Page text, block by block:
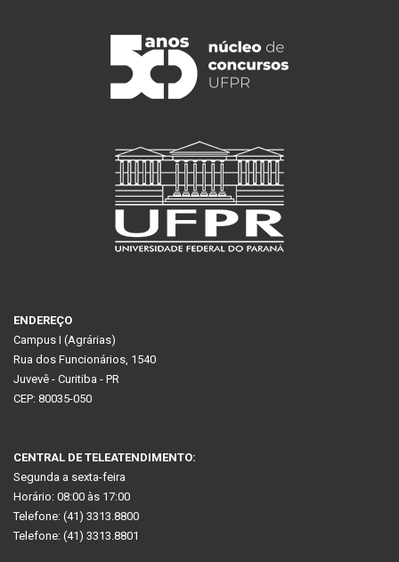
ENDEREÇO
Campus I (Agrárias)
Rua dos Funcionários, 1540
Juvevê - Curitiba - PR
CEP: 80035-050
CENTRAL DE TELEATENDIMENTO:
Segunda a sexta-feira
Horário: 08:00 às 17:00
Telefone: (41) 3313.8800
Telefone: (41) 3313.8801